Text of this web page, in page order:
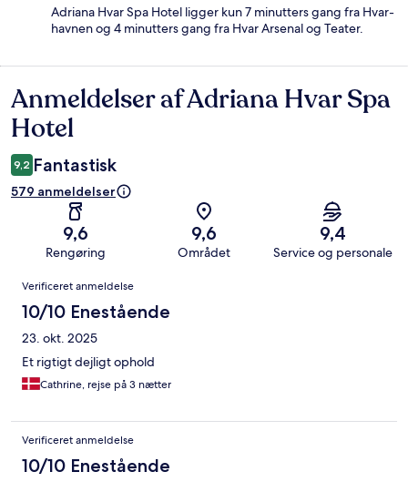
Adriana Hvar Spa Hotel ligger kun 7 minutters gang fra Hvar-
havnen og 4 minutters gang fra Hvar Arsenal og Teater.
Anmeldelser
Anmeldelser af Adriana Hvar Spa
Hotel
9,2 Fantastisk
579 anmeldelser
9,6
Rengøring
9,6
Området
9,4
Service og personale
Anmeldelser
Verificeret anmeldelse
10/10 Enestående
23. okt. 2025
Et rigtigt dejligt ophold
Cathrine, rejse på 3 nætter
Verificeret anmeldelse
10/10 Enestående